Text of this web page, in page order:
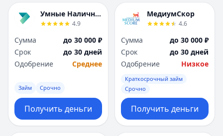
Умные Наличные
4.9
Сумма
до 30 000 ₽
Срок
до 30 дней
Одобрение
Среднее
Займ Срочно
Получить деньги
МедиумСкор
4.6
Сумма
до 30 000 ₽
Срок
до 30 дней
Одобрение
Низкое
Краткосрочный займ
Срочно
Получить деньги